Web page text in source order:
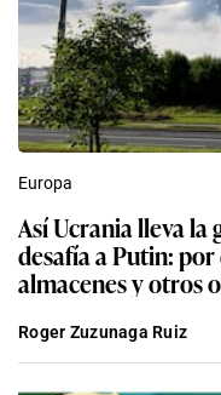
Europa
Así Ucrania lleva la
desafía a Putin:
almacenes y otros
Roger Zuzunaga Ruiz